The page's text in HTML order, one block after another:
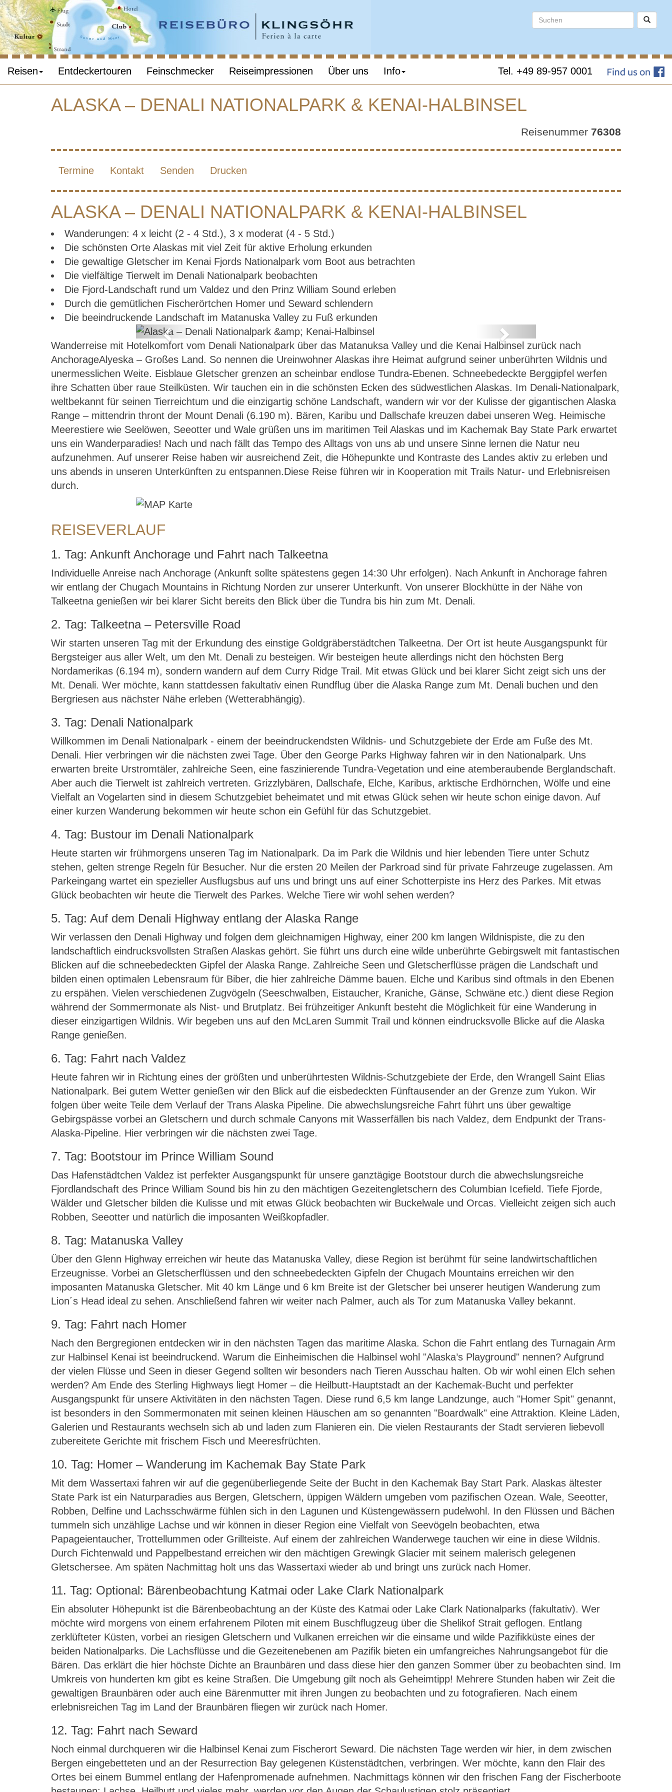
Reisen Entdeckertouren Feinschmecker Reiseimpressionen Über uns Info Tel. +49 89-957 0001
NATIONALPARK & KENAI-
HALBINSEL
ALASKA – DENALI NATIONALPARK & KENAI-HALBINSEL
Reisenummer 76308
Termine Kontakt Senden Drucken
ALASKA – DENALI NATIONALPARK & KENAI-HALBINSEL
Wanderungen: 4 x leicht (2 - 4 Std.), 3 x moderat (4 - 5 Std.)
Die schönsten Orte Alaskas mit viel Zeit für aktive Erholung erkunden
Die gewaltige Gletscher im Kenai Fjords Nationalpark vom Boot aus betrachten
Die vielfältige Tierwelt im Denali Nationalpark beobachten
Die Fjord-Landschaft rund um Valdez und den Prinz William Sound erleben
Durch die gemütlichen Fischerörtchen Homer und Seward schlendern
Die beeindruckende Landschaft im Matanuska Valley zu Fuß erkunden
Alaska – Denali Nationalpark & Kenai-Halbinsel
Previous
Next
Wanderreise mit Hotelkomfort vom Denali Nationalpark über das Matanuksa Valley und die Kenai Halbinsel zurück nach
AnchorageAlyeska – Großes Land. So nennen die Ureinwohner Alaskas ihre Heimat aufgrund seiner unberührten Wildnis und
unermesslichen Weite. Eisblaue Gletscher grenzen an scheinbar endlose Tundra-Ebenen. Schneebedeckte Berggipfel werfen
ihre Schatten über raue Steilküsten. Wir tauchen ein in die schönsten Ecken des südwestlichen Alaskas. Im Denali-Nationalpark,
weltbekannt für seinen Tierreichtum und die einzigartig schöne Landschaft, wandern wir vor der Kulisse der gigantischen Alaska
Range – mittendrin thront der Mount Denali (6.190 m). Bären, Karibu und Dallschafe kreuzen dabei unseren Weg. Heimische
Meerestiere wie Seelöwen, Seeotter und Wale grüßen uns im maritimen Teil Alaskas und im Kachemak Bay State Park erwartet
uns ein Wanderparadies! Nach und nach fällt das Tempo des Alltags von uns ab und unsere Sinne lernen die Natur neu
aufzunehmen. Auf unserer Reise haben wir ausreichend Zeit, die Höhepunkte und Kontraste des Landes aktiv zu erleben und
uns abends in unseren Unterkünften zu entspannen.Diese Reise führen wir in Kooperation mit Trails Natur- und Erlebnisreisen
durch.
REISEVERLAUF
1. Tag: Ankunft Anchorage und Fahrt nach Talkeetna
Individuelle Anreise nach Anchorage (Ankunft sollte spätestens gegen 14:30 Uhr erfolgen). Nach Ankunft in Anchorage fahren
wir entlang der Chugach Mountains in Richtung Norden zur unserer Unterkunft. Von unserer Blockhütte in der Nähe von
Talkeetna genießen wir bei klarer Sicht bereits den Blick über die Tundra bis hin zum Mt. Denali.
2. Tag: Talkeetna – Petersville Road
Wir starten unseren Tag mit der Erkundung des einstige Goldgräberstädtchen Talkeetna. Der Ort ist heute Ausgangspunkt für
Bergsteiger aus aller Welt, um den Mt. Denali zu besteigen. Wir besteigen heute allerdings nicht den höchsten Berg
Nordamerikas (6.194 m), sondern wandern auf dem Curry Ridge Trail. Mit etwas Glück und bei klarer Sicht zeigt sich uns der
Mt. Denali. Wer möchte, kann stattdessen fakultativ einen Rundflug über die Alaska Range zum Mt. Denali buchen und den
Bergriesen aus nächster Nähe erleben (Wetterabhängig).
3. Tag: Denali Nationalpark
Willkommen im Denali Nationalpark - einem der beeindruckendsten Wildnis- und Schutzgebiete der Erde am Fuße des Mt.
Denali. Hier verbringen wir die nächsten zwei Tage. Über den George Parks Highway fahren wir in den Nationalpark. Uns
erwarten breite Urstromtäler, zahlreiche Seen, eine faszinierende Tundra-Vegetation und eine atemberaubende Berglandschaft.
Aber auch die Tierwelt ist zahlreich vertreten. Grizzlybären, Dallschafe, Elche, Karibus, arktische Erdhörnchen, Wölfe und eine
Vielfalt an Vogelarten sind in diesem Schutzgebiet beheimatet und mit etwas Glück sehen wir heute schon einige davon. Auf
einer kurzen Wanderung bekommen wir heute schon ein Gefühl für das Schutzgebiet.
4. Tag: Bustour im Denali Nationalpark
Heute starten wir frühmorgens unseren Tag im Nationalpark. Da im Park die Wildnis und hier lebenden Tiere unter Schutz
stehen, gelten strenge Regeln für Besucher. Nur die ersten 20 Meilen der Parkroad sind für private Fahrzeuge zugelassen. Am
Parkeingang wartet ein spezieller Ausflugsbus auf uns und bringt uns auf einer Schotterpiste ins Herz des Parkes. Mit etwas
Glück beobachten wir heute die Tierwelt des Parkes. Welche Tiere wir wohl sehen werden?
5. Tag: Auf dem Denali Highway entlang der Alaska Range
Wir verlassen den Denali Highway und folgen dem gleichnamigen Highway, einer 200 km langen Wildnispiste, die zu den
landschaftlich eindrucksvollsten Straßen Alaskas gehört. Sie führt uns durch eine wilde unberührte Gebirgswelt mit fantastischen
Blicken auf die schneebedeckten Gipfel der Alaska Range. Zahlreiche Seen und Gletscherflüsse prägen die Landschaft und
bilden einen optimalen Lebensraum für Biber, die hier zahlreiche Dämme bauen. Elche und Karibus sind oftmals in den Ebenen
zu erspähen. Vielen verschiedenen Zugvögeln (Seeschwalben, Eistaucher, Kraniche, Gänse, Schwäne etc.) dient diese Region
während der Sommermonate als Nist- und Brutplatz. Bei frühzeitiger Ankunft besteht die Möglichkeit für eine Wanderung in
dieser einzigartigen Wildnis. Wir begeben uns auf den McLaren Summit Trail und können eindrucksvolle Blicke auf die Alaska
Range genießen.
6. Tag: Fahrt nach Valdez
Heute fahren wir in Richtung eines der größten und unberührtesten Wildnis-Schutzgebiete der Erde, den Wrangell Saint Elias
Nationalpark. Bei gutem Wetter genießen wir den Blick auf die eisbedeckten Fünftausender an der Grenze zum Yukon. Wir
folgen über weite Teile dem Verlauf der Trans Alaska Pipeline. Die abwechslungsreiche Fahrt führt uns über gewaltige
Gebirgspässe vorbei an Gletschern und durch schmale Canyons mit Wasserfällen bis nach Valdez, dem Endpunkt der Trans-
Alaska-Pipeline. Hier verbringen wir die nächsten zwei Tage.
7. Tag: Bootstour im Prince William Sound
Das Hafenstädtchen Valdez ist perfekter Ausgangspunkt für unsere ganztägige Bootstour durch die abwechslungsreiche
Fjordlandschaft des Prince William Sound bis hin zu den mächtigen Gezeitengletschern des Columbian Icefield. Tiefe Fjorde,
Wälder und Gletscher bilden die Kulisse und mit etwas Glück beobachten wir Buckelwale und Orcas. Vielleicht zeigen sich auch
Robben, Seeotter und natürlich die imposanten Weißkopfadler.
8. Tag: Matanuska Valley
Über den Glenn Highway erreichen wir heute das Matanuska Valley, diese Region ist berühmt für seine landwirtschaftlichen
Erzeugnisse. Vorbei an Gletscherflüssen und den schneebedeckten Gipfeln der Chugach Mountains erreichen wir den
imposanten Matanuska Gletscher. Mit 40 km Länge und 6 km Breite ist der Gletscher bei unserer heutigen Wanderung zum
Lion´s Head ideal zu sehen. Anschließend fahren wir weiter nach Palmer, auch als Tor zum Matanuska Valley bekannt.
9. Tag: Fahrt nach Homer
Nach den Bergregionen entdecken wir in den nächsten Tagen das maritime Alaska. Schon die Fahrt entlang des Turnagain Arm
zur Halbinsel Kenai ist beeindruckend. Warum die Einheimischen die Halbinsel wohl "Alaska’s Playground" nennen? Aufgrund
der vielen Flüsse und Seen in dieser Gegend sollten wir besonders nach Tieren Ausschau halten. Ob wir wohl einen Elch sehen
werden? Am Ende des Sterling Highways liegt Homer – die Heilbutt-Hauptstadt an der Kachemak-Bucht und perfekter
Ausgangspunkt für unsere Aktivitäten in den nächsten Tagen. Diese rund 6,5 km lange Landzunge, auch "Homer Spit" genannt,
ist besonders in den Sommermonaten mit seinen kleinen Häuschen am so genannten "Boardwalk" eine Attraktion. Kleine Läden,
Galerien und Restaurants wechseln sich ab und laden zum Flanieren ein. Die vielen Restaurants der Stadt servieren liebevoll
zubereitete Gerichte mit frischem Fisch und Meeresfrüchten.
10. Tag: Homer – Wanderung im Kachemak Bay State Park
Mit dem Wassertaxi fahren wir auf die gegenüberliegende Seite der Bucht in den Kachemak Bay Start Park. Alaskas ältester
State Park ist ein Naturparadies aus Bergen, Gletschern, üppigen Wäldern umgeben vom pazifischen Ozean. Wale, Seeotter,
Robben, Delfine und Lachsschwärme fühlen sich in den Lagunen und Küstengewässern pudelwohl. In den Flüssen und Bächen
tummeln sich unzählige Lachse und wir können in dieser Region eine Vielfalt von Seevögeln beobachten, etwa
Papageientaucher, Trottellummen oder Grillteiste. Auf einem der zahlreichen Wanderwege tauchen wir eine in diese Wildnis.
Durch Fichtenwald und Pappelbestand erreichen wir den mächtigen Grewingk Glacier mit seinem malerisch gelegenen
Gletschersee. Am späten Nachmittag holt uns das Wassertaxi wieder ab und bringt uns zurück nach Homer.
11. Tag: Optional: Bärenbeobachtung Katmai oder Lake Clark Nationalpark
Ein absoluter Höhepunkt ist die Bärenbeobachtung an der Küste des Katmai oder Lake Clark Nationalparks (fakultativ). Wer
möchte wird morgens von einem erfahrenem Piloten mit einem Buschflugzeug über die Shelikof Strait geflogen. Entlang
zerklüfteter Küsten, vorbei an riesigen Gletschern und Vulkanen erreichen wir die einsame und wilde Pazifikküste eines der
beiden Nationalparks. Die Lachsflüsse und die Gezeitenebenen am Pazifik bieten ein umfangreiches Nahrungsangebot für die
Bären. Das erklärt die hier höchste Dichte an Braunbären und dass diese hier den ganzen Sommer über zu beobachten sind. Im
Umkreis von hunderten km gibt es keine Straßen. Die Umgebung gilt noch als Geheimtipp! Mehrere Stunden haben wir Zeit die
gewaltigen Braunbären oder auch eine Bärenmutter mit ihren Jungen zu beobachten und zu fotografieren. Nach einem
erlebnisreichen Tag im Land der Braunbären fliegen wir zurück nach Homer.
12. Tag: Fahrt nach Seward
Noch einmal durchqueren wir die Halbinsel Kenai zum Fischerort Seward. Die nächsten Tage werden wir hier, in dem zwischen
Bergen eingebetteten und an der Resurrection Bay gelegenen Küstenstädtchen, verbringen. Wer möchte, kann den Flair des
Ortes bei einem Bummel entlang der Hafenpromenade aufnehmen. Nachmittags können wir den frischen Fang der Fischerboote